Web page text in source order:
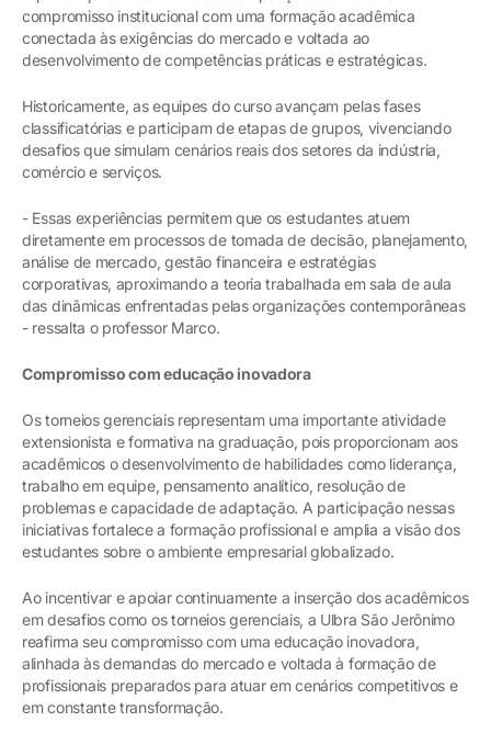
compromisso institucional com uma formação acadêmica
conectada às exigências do mercado e voltada ao
desenvolvimento de competências práticas e estratégicas.
Historicamente, as equipes do curso avançam pelas fases
classificatórias e participam de etapas de grupos, vivenciando
desafios que simulam cenários reais dos setores da indústria,
comércio e serviços.
- Essas experiências permitem que os estudantes atuem
diretamente em processos de tomada de decisão, planejamento,
análise de mercado, gestão financeira e estratégias
corporativas, aproximando a teoria trabalhada em sala de aula
das dinâmicas enfrentadas pelas organizações contemporâneas
- ressalta o professor Marco.
Compromisso com educação inovadora
Os torneios gerenciais representam uma importante atividade
extensionista e formativa na graduação, pois proporcionam aos
acadêmicos o desenvolvimento de habilidades como liderança,
trabalho em equipe, pensamento analítico, resolução de
problemas e capacidade de adaptação. A participação nessas
iniciativas fortalece a formação profissional e amplia a visão dos
estudantes sobre o ambiente empresarial globalizado.
Ao incentivar e apoiar continuamente a inserção dos acadêmicos
em desafios como os torneios gerenciais, a Ulbra São Jerônimo
reafirma seu compromisso com uma educação inovadora,
alinhada às demandas do mercado e voltada à formação de
profissionais preparados para atuar em cenários competitivos e
em constante transformação.